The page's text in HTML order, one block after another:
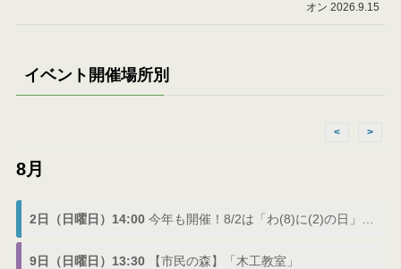
オン 2026.9.15
イベント開催場所別
< >
8月
2日（日曜日）14:00 今年も開催！8/2は「わ(8)に(2)の日」でわにフェス
9日（日曜日）13:30 【市民の森】「木工教室」